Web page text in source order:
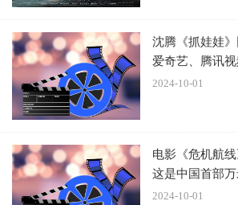
的商业片，在特效上面做到了极其逼真
《封神1》据说耗资30亿，五年过去了这
目，都知道特效不便宜，对于没有钱的
为“五毛钱特效”，那么对于特效绚丽清新
沈腾《抓娃娃
爱奇艺、腾讯
2024-10-01
电影《危机航
这是中国首部
2024-10-01